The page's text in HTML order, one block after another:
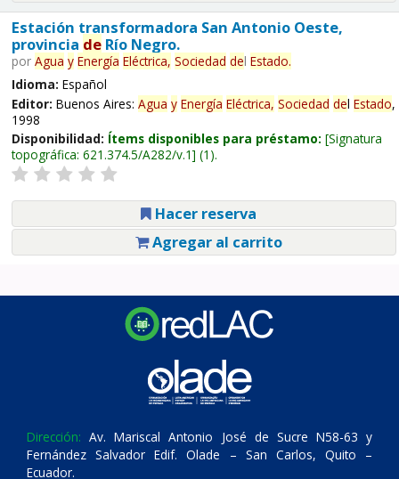
Estación transformadora San Antonio Oeste,
provincia deRío Negro.
por Agua y Energía Eléctrica, Sociedad del Estado.
Idioma: Español
Editor: Buenos Aires: Agua y Energía Eléctrica, Sociedad del Estado,
1998
Disponibilidad: Ítems disponibles para préstamo: Signatura
topográfica: 621.374.5/A282/v.1 (1).
Hacer reserva
Agregar al carrito
Dirección: Av. Mariscal Antonio José de Sucre N58-63 y
Fernández Salvador Edif. Olade – San Carlos, Quito –
Ecuador.